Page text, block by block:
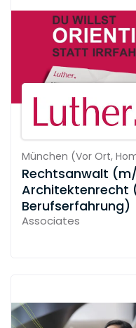
München (Vor Ort,
Rechtsanwalt
Architektenrecht
Berufserfahrung)
Associates